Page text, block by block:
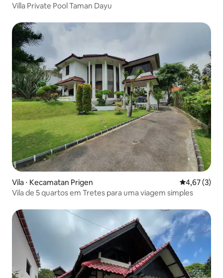
Villa Private Pool Taman Dayu
Vila ⋅ Kecamatan Prigen 4,67 de
4,67 (3)
Vila de 5 quartos em Tretes para uma viagem simples